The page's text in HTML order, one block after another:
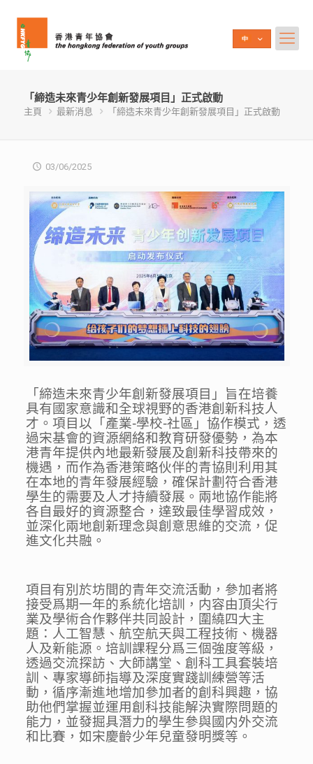
「締造未來青少年創新發展項目」正式啟動
主頁 最新消息 「締造未來青少年創新發展項目」正式啟動
03/06/2025
「締造未來青少年創新發展項目」旨在培養
具有國家意識和全球視野的香港創新科技人
才。項目以「產業-學校-社區」協作模式，透
過宋基會的資源網絡和教育研發優勢，為本
港青年提供內地最新發展及創新科技帶來的
機遇，而作為香港策略伙伴的青協則利用其
在本地的青年發展經驗，確保計劃符合香港
學生的需要及人才持續發展。兩地協作能將
各自最好的資源整合，達致最佳學習成效，
並深化兩地創新理念與創意思維的交流，促
進文化共融。
項目有別於坊間的青年交流活動，參加者將
接受爲期一年的系統化培訓，内容由頂尖行
業及學術合作夥伴共同設計，圍繞四大主
題：人工智慧、航空航天與工程技術、機器
人及新能源。培訓課程分爲三個強度等級，
透過交流探訪、大師講堂、創科工具套裝培
訓、專家導師指導及深度實踐訓練營等活
動，循序漸進地增加參加者的創科興趣，協
助他們掌握並運用創科技能解決實際問題的
能力，並發掘具潛力的學生參與國内外交流
和比賽，如宋慶齡少年兒童發明獎等。